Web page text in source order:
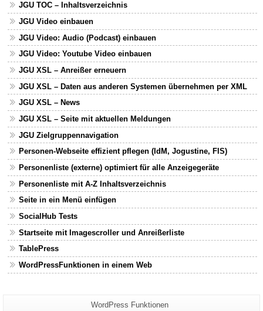
JGU TOC – Inhaltsverzeichnis
JGU Video einbauen
JGU Video: Audio (Podcast) einbauen
JGU Video: Youtube Video einbauen
JGU XSL – Anreißer erneuern
JGU XSL – Daten aus anderen Systemen übernehmen per XML
JGU XSL – News
JGU XSL – Seite mit aktuellen Meldungen
JGU Zielgruppennavigation
Personen-Webseite effizient pflegen (IdM, Jogustine, FIS)
Personenliste (externe) optimiert für alle Anzeigegeräte
Personenliste mit A-Z Inhaltsverzeichnis
Seite in ein Menü einfügen
SocialHub Tests
Startseite mit Imagescroller und Anreißerliste
TablePress
WordPressFunktionen in einem Web
Zusätzliche
Seiten-
WordPress Funktionen